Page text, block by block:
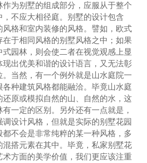
为别墅的组成部分，应服从于整个
，不应大相径庭。别墅的设计包含
风格和室内装修的风格。譬如，欧式
在于相同风格的别墅风格之中；如果
园林，则会使二者在视觉观感上显
出优美和谐的设计语言，又无法彰
。当然，有一个例外就是山水庭院一
种建筑风格都能融洽。毕竟山水庭
还原或模拟自然的山、自然的水，这
一定的区别。另外还有一点就是，
调设计风格，但就是实际的别墅花园
都不会是非常纯粹的某一种风格，多
混搭元素在其中。毕竟，私家别墅花
术方面的美学价值，我们更应该注重